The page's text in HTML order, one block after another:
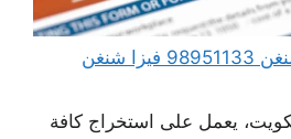
مكتب استخراج فيزا شنغن 98951133 فيزا شنغن
يعمل على استخراج كافة